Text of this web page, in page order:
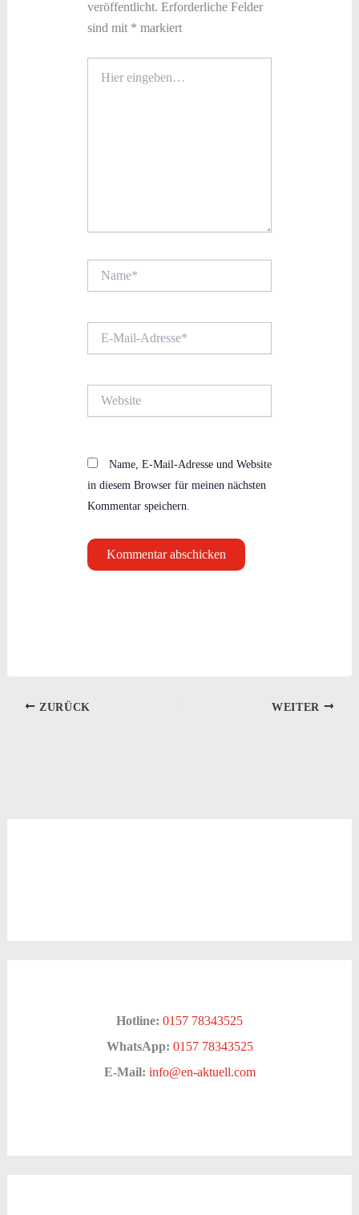
veröffentlicht. Erforderliche Felder
sind mit * markiert
eingeben…
Mail-
Name, E-Mail-Adresse und Website
in diesem Browser für meinen nächsten
Kommentar speichern.
ZURÜCK WEITER
Hotline: 0157 78343525
WhatsApp: 0157 78343525
E-Mail: info@en-aktuell.com